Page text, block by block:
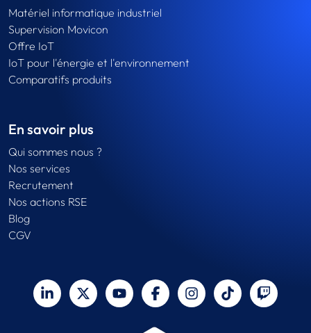
Matériel informatique industriel
Supervision Movicon
Offre IoT
IoT pour l'énergie et l'environnement
Comparatifs produits
En savoir plus
Qui sommes nous ?
Nos services
Recrutement
Nos actions RSE
Blog
CGV